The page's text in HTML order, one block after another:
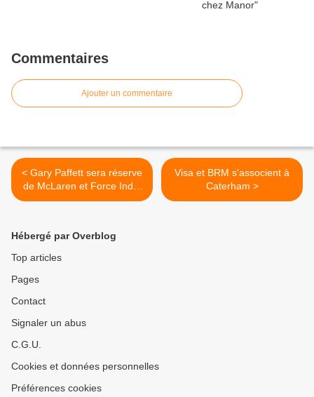
Commentaires
Ajouter un commentaire
< Gary Paffett sera réserve
de McLaren et Force India
en Australie
Visa et BRM s'associent à
Caterham >
Hébergé par Overblog
Top articles
Pages
Contact
Signaler un abus
C.G.U.
Cookies et données personnelles
Préférences cookies